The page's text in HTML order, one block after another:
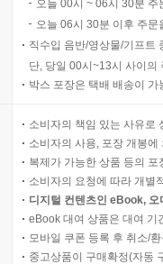
오늘 00시 ~ 06시 30분
오늘 06시 30분 이후 주
직수입 음반/영상물/기프트
단, 당일 00시~13시 사이의
박스 포장은 택배 배송이
소비자의 책임 있는 사유로
소비자의 사용, 포장 개봉
복제가 가능한 상품 등의
소비자의 요청에 따라 개별
디지털 컨텐츠인 eBook,
eBook 대여 상품은 대여 기
모바일 쿠폰 등록 후 취소/
중고상품이 구매확정(자동